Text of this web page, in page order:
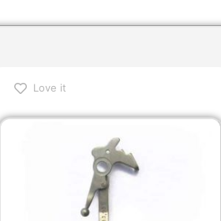
Love it